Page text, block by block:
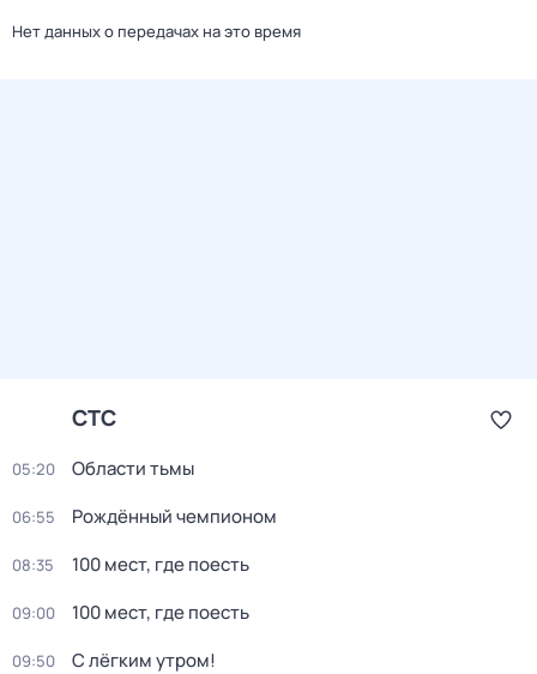
Нет данных о передачах на это время
СТС
05:20 Области тьмы
06:55 Pождённый чемпиoном
08:35 100 мест, гдe поеcть
09:00 100 мест, гдe поеcть
09:50 С лёгким утром!